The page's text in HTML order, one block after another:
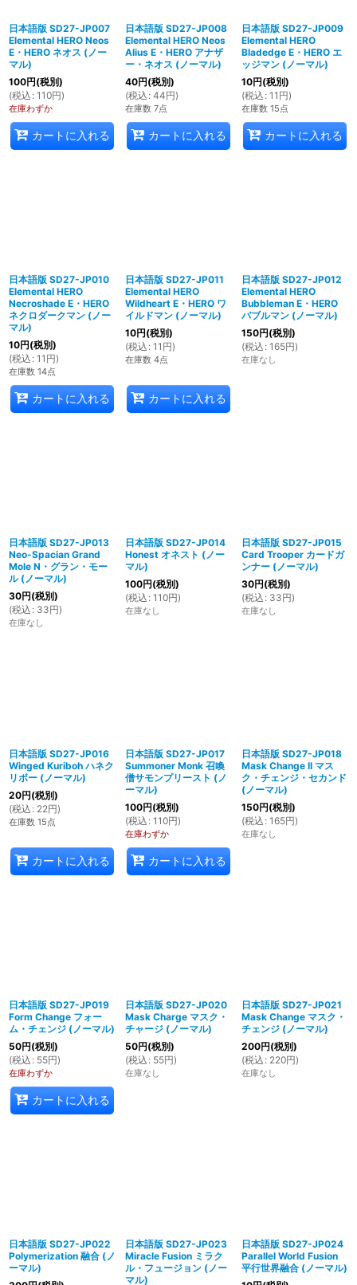
日本語版 SD27-JP007
Elemental HERO Neos
E・HERO ネオス (ノー
マル)
100円(税別)
(税込 : 110円)
在庫わずか
カートに入れる
日本語版 SD27-JP008
Elemental HERO Neos
Alius E・HERO アナザ
ー・ネオス (ノーマル)
40円(税別)
(税込 : 44円)
在庫数 7点
カートに入れる
日本語版 SD27-JP009
Elemental HERO
Bladedge E・HERO エ
ッジマン (ノーマル)
10円(税別)
(税込 : 11 円)
在庫数 15点
カートに入れる
日本語版 SD27-JP010
Elemental HERO
Necroshade E・HERO
ネクロダークマン (ノー
マル)
10円(税別)
(税込 : 11 円)
在庫数 14点
カートに入れる
日本語版 SD27-JP011
Elemental HERO
Wildheart E・HERO ワ
イルドマン (ノーマル)
10円(税別)
(税込 : 11 円)
在庫数 4点
カートに入れる
日本語版 SD27-JP012
Elemental HERO
Bubbleman E・HERO
バブルマン (ノーマル)
150円(税別)
(税込 : 165円)
在庫なし
日本語版 SD27-JP013
Neo-Spacian Grand
Mole N・グラン・モー
ル (ノーマル)
30円(税別)
(税込 : 33円)
在庫なし
日本語版 SD27-JP014
Honest オネスト (ノー
マル)
100円(税別)
(税込 : 110円)
在庫なし
日本語版 SD27-JP015
Card Trooper カードガ
ンナー (ノーマル)
30円(税別)
(税込 : 33円)
在庫なし
日本語版 SD27-JP016
Winged Kuriboh ハネク
リボー (ノーマル)
20円(税別)
(税込 : 22円)
在庫数 15点
カートに入れる
日本語版 SD27-JP017
Summoner Monk 召喚
僧サモンプリースト (ノ
ーマル)
100円(税別)
(税込 : 110円)
在庫わずか
カートに入れる
日本語版 SD27-JP018
Mask Change II マス
ク・チェンジ・セカンド
(ノーマル)
150円(税別)
(税込 : 165円)
在庫なし
日本語版 SD27-JP019
Form Change フォー
ム・チェンジ (ノーマル)
50円(税別)
(税込 : 55円)
在庫わずか
カートに入れる
日本語版 SD27-JP020
Mask Charge マスク・
チャージ (ノーマル)
50円(税別)
(税込 : 55円)
在庫なし
日本語版 SD27-JP021
Mask Change マスク・
チェンジ (ノーマル)
200円(税別)
(税込 : 220円)
在庫なし
日本語版 SD27-JP022
Polymerization 融合 (ノ
ーマル)
日本語版 SD27-JP023
Miracle Fusion ミラク
ル・フュージョン (ノー
マル)
日本語版 SD27-JP024
Parallel World Fusion
平行世界融合 (ノーマル)